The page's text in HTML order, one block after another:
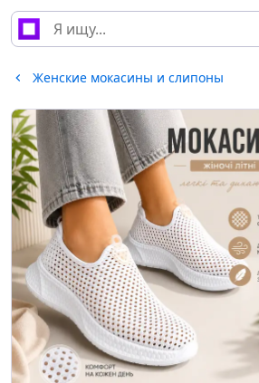
Женские мокасины и слипоны